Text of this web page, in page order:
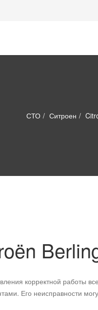
СТО Ситроен
корректной работы
Его неисправности